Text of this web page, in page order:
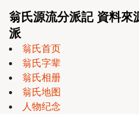
翁氏源流分派記 資料來
派
翁氏首页
翁氏字辈
翁氏相册
翁氏地图
人物纪念